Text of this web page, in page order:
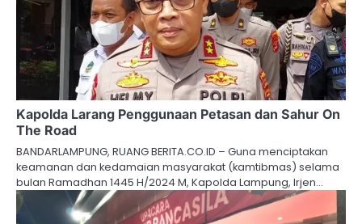
Kapolda Larang Penggunaan Petasan dan Sahur On
The Road
BANDARLAMPUNG, RUANG BERITA.CO.ID – Guna menciptakan
keamanan dan kedamaian masyarakat (kamtibmas) selama
bulan Ramadhan 1445 H/2024 M, Kapolda Lampung, Irjen…